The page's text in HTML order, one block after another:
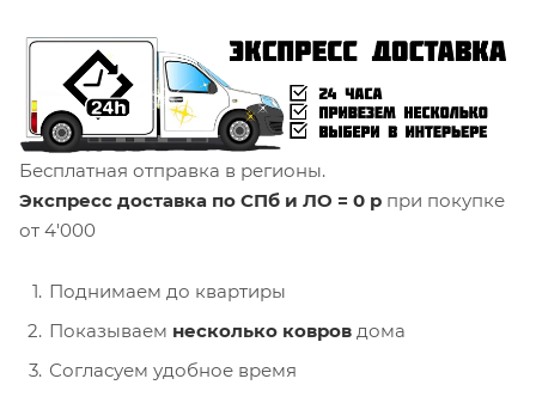
Бесплатная отправка в регионы.
Экспресс доставка по СПб и ЛО = 0 р при покупке
от 4'000
Поднимаем до квартиры
Показываем несколько ковров дома
Согласуем удобное время